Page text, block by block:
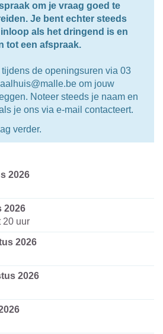
om je vraag goed te
Je bent echter steeds
als het dringend is en
tot een afspraak.
tijdens de openingsuren via 03
om jouw
Noteer steeds je naam en
je ons via e-mail contacteert.
verder.
2026
2026
20 uur
2026
2026